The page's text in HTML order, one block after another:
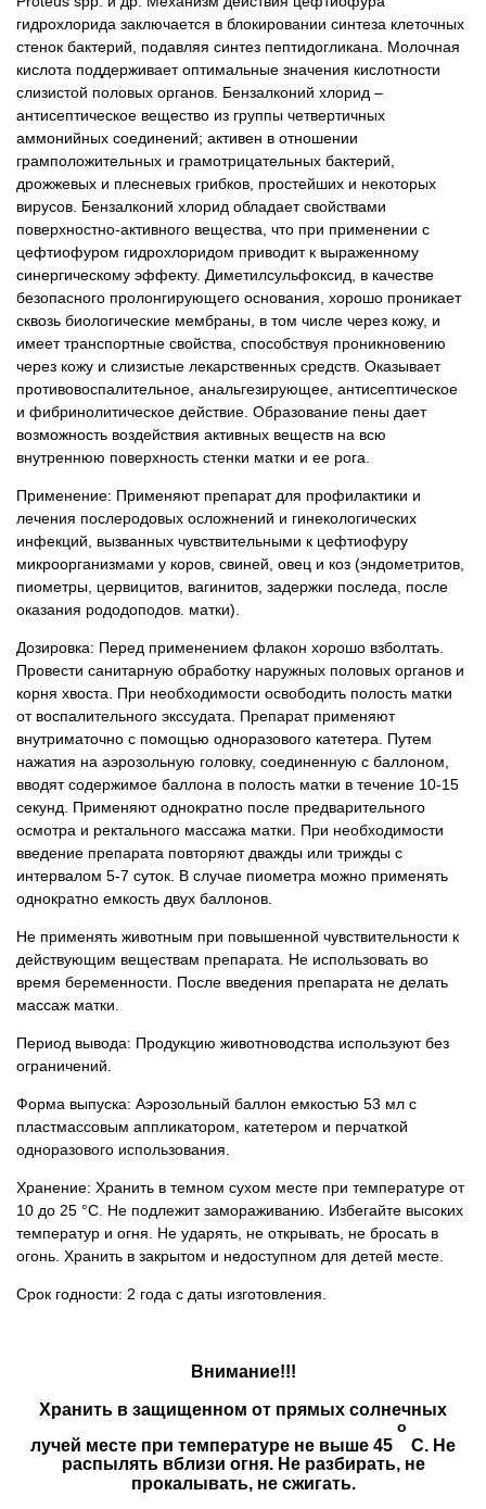
гидрохлорида заключается в блокировании синтеза клеточных
стенок бактерий, подавляя синтез пептидогликана. Молочная
кислота поддерживает оптимальные значения кислотности
слизистой половых органов. Бензалконий хлорид –
антисептическое вещество из группы четвертичных
аммонийных соединений; активен в отношении
грамположительных и грамотрицательных бактерий,
дрожжевых и плесневых грибков, простейших и некоторых
вирусов. Бензалконий хлорид обладает свойствами
поверхностно-активного вещества, что при применении с
цефтиофуром гидрохлоридом приводит к выраженному
синергическому эффекту. Диметилсульфоксид, в качестве
безопасного пролонгирующего основания, хорошо проникает
сквозь биологические мембраны, в том числе через кожу, и
имеет транспортные свойства, способствуя проникновению
через кожу и слизистые лекарственных средств. Оказывает
противовоспалительное, анальгезирующее, антисептическое
и фибринолитическое действие. Образование пены дает
возможность воздействия активных веществ на всю
внутреннюю поверхность стенки матки и ее рога.
Применение: Применяют препарат для профилактики и
лечения послеродовых осложнений и гинекологических
инфекций, вызванных чувствительными к цефтиофуру
микроорганизмами у коров, свиней, овец и коз (эндометритов,
пиометры, цервицитов, вагинитов, задержки последа, после
оказания рододоподов. матки).
Дозировка: Перед применением флакон хорошо взболтать.
Провести санитарную обработку наружных половых органов и
корня хвоста. При необходимости освободить полость матки
от воспалительного экссудата. Препарат применяют
внутриматочно с помощью одноразового катетера. Путем
нажатия на аэрозольную головку, соединенную с баллоном,
вводят содержимое баллона в полость матки в течение 10-15
секунд. Применяют однократно после предварительного
осмотра и ректального массажа матки. При необходимости
введение препарата повторяют дважды или трижды с
интервалом 5-7 суток. В случае пиометра можно применять
однократно емкость двух баллонов.
Не применять животным при повышенной чувствительности к
действующим веществам препарата. Не использовать во
время беременности. После введения препарата не делать
массаж матки.
Период вывода: Продукцию животноводства используют без
ограничений.
Форма выпуска: Аэрозольный баллон емкостью 53 мл с
пластмассовым аппликатором, катетером и перчаткой
одноразового использования.
Хранение: Хранить в темном сухом месте при температуре от
10 до 25 °С. Не подлежит замораживанию. Избегайте высоких
температур и огня. Не ударять, не открывать, не бросать в
огонь. Хранить в закрытом и недоступном для детей месте.
Срок годности: 2 года с даты изготовления.
Внимание!!!
Хранить в защищенном от прямых солнечных
лучей месте при температуре не выше 45
о
С. Не
распылять вблизи огня. Не разбирать, не
прокалывать, не сжигать.